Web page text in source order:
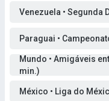
Venezuela • Segunda
Paraguai •
Mundo • Amigáveis
min.)
México • Liga do